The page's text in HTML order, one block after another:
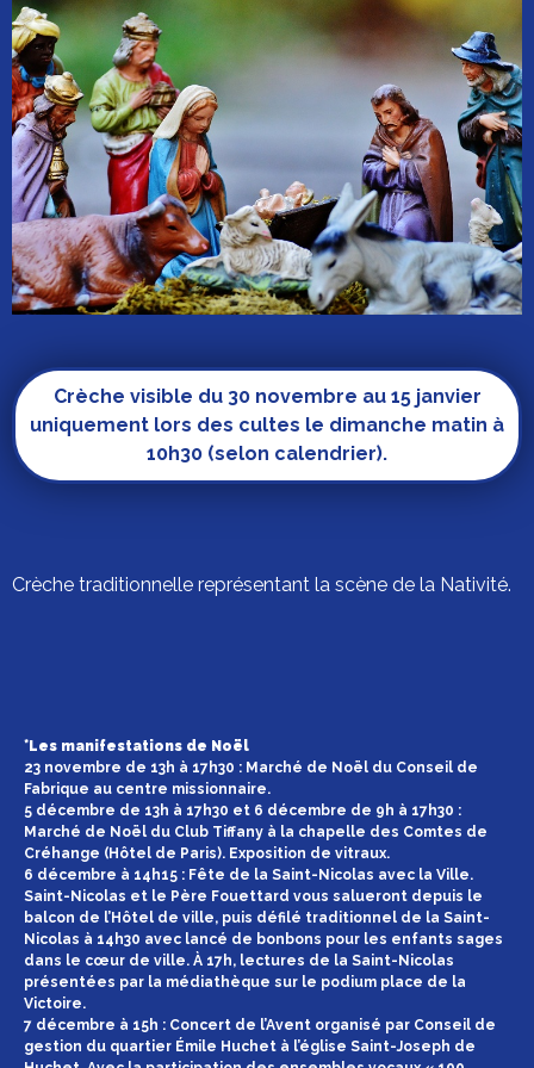
Crèche visible du 30 novembre au 15 janvier
uniquement lors des cultes le dimanche matin à
10h30 (selon calendrier).
Crèche traditionnelle représentant la scène de la Nativité.
*Les manifestations de Noël
23 novembre de 13h à 17h30 : Marché de Noël du Conseil de
Fabrique au centre missionnaire.
5 décembre de 13h à 17h30 et 6 décembre de 9h à 17h30 :
Marché de Noël du Club Tiffany à la chapelle des Comtes de
Créhange (Hôtel de Paris). Exposition de vitraux.
6 décembre à 14h15 : Fête de la Saint-Nicolas avec la Ville.
Saint-Nicolas et le Père Fouettard vous salueront depuis le
balcon de l’Hôtel de ville, puis défilé traditionnel de la Saint-
Nicolas à 14h30 avec lancé de bonbons pour les enfants sages
dans le cœur de ville. À 17h, lectures de la Saint-Nicolas
présentées par la médiathèque sur le podium place de la
Victoire.
7 décembre à 15h : Concert de l’Avent organisé par Conseil de
gestion du quartier Émile Huchet à l’église Saint-Joseph de